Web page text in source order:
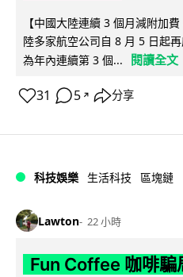
【中國大陸連續 3 個月減附加
陸多家航空公司自 8 月 5 日起
為年內連續第 3 個...
閱讀全文
31 5 ↗ 分享
科技娛樂 生活科技 區塊鏈
Lawton 22 小時
Fun Coffee 咖啡騙